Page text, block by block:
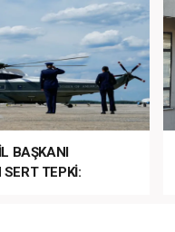
BAŞKANI
TEPKİ: